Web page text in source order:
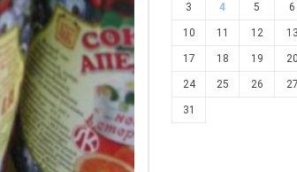
3 4 5 6
10 11 12 13
17 18 19 20
24 25 26 27
31